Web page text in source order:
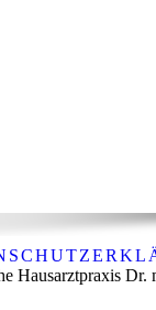
Hausarztpraxis Dr.